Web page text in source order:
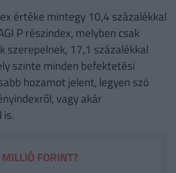
értéke mintegy 10,4 százalékkal
P részindex, melyben csak
szerepelnek, 17,1 százalékkal
szinte minden befektetési
hozamot jelent, legyen szó
vagy akár
FORINT?